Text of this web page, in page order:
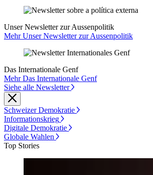
Unser Newsletter zur Aussenpolitik
Mehr Unser Newsletter zur Aussenpolitik
Das Internationale Genf
Mehr Das Internationale Genf
Siehe alle Newsletter
Schweizer Demokratie
Informationskrieg
Digitale Demokratie
Globale Wahlen
Top Stories